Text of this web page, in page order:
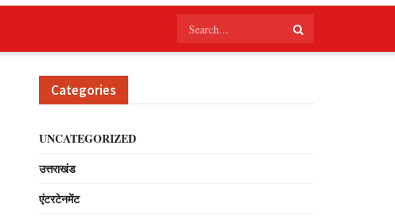
Categories
UNCATEGORIZED
उत्तराखंड
एंटरटेनमेंट